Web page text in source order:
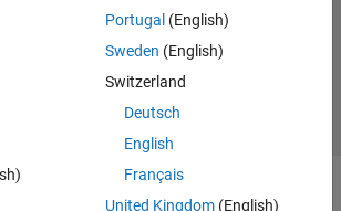
Portugal (English)
Sweden (English)
Switzerland
Deutsch
English
Français
United Kingdom(English)
MathWorks, Inc.